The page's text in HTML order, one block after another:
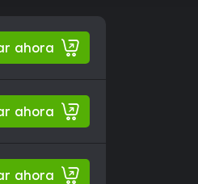
ahora
ahora
ahora